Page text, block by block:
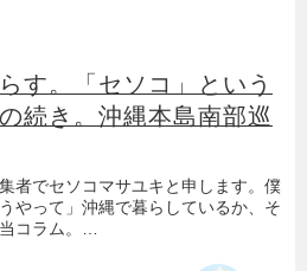
す。「セソコ」という
続き。沖縄本島南部巡
者でセソコマサユキと申します。僕
やって」沖縄で暮らしているか、そ
コラム。…